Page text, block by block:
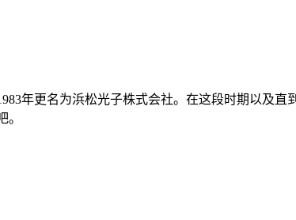
年更名为浜松光子株式会社。在这段时期以及直